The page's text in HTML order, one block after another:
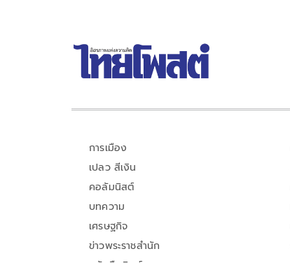
การเมือง
เปลว สีเงิน
คอลัมนิสต์
บทความ
เศรษฐกิจ
ข่าวพระราชสำนัก